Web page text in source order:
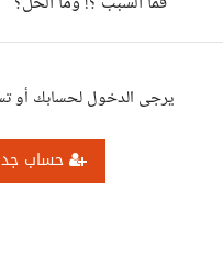
يرجى الدخول لحسابك أو
حساب